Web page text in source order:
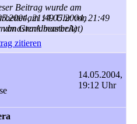
Beitrag wurde am
21:49 Uhr von
bearbeitet)
am 14.05.2004, 21:49
von GrandmasterA)
zitieren
14.05.2004,
19:12 Uhr